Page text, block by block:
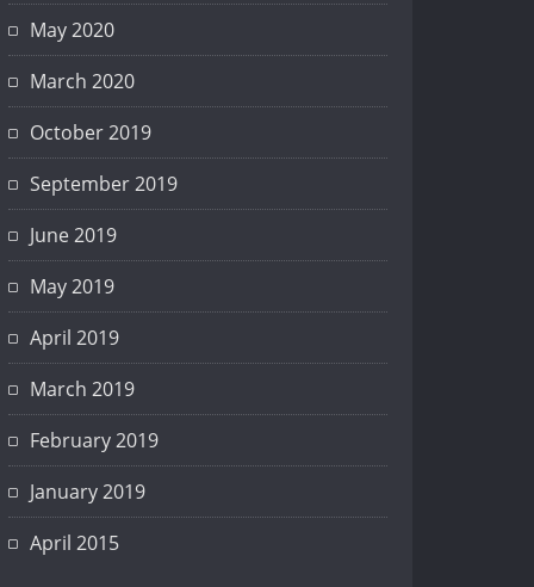
May 2020
March 2020
October 2019
September 2019
June 2019
May 2019
April 2019
March 2019
February 2019
January 2019
April 2015